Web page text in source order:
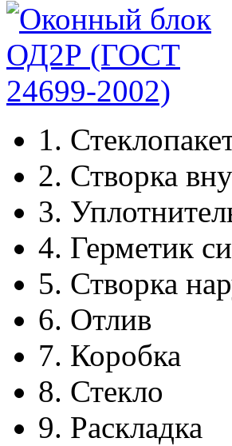
1.
2. Створка
3.
4. Герметик
5. Створка
6. Отлив
7. Коробка
8. Стекло
9. Раскладка